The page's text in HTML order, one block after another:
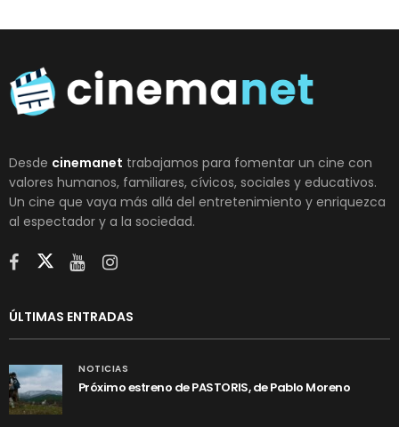
Desde cinemanet trabajamos para fomentar un cine con
valores humanos, familiares, cívicos, sociales y educativos.
Un cine que vaya más allá del entretenimiento y enriquezca
al espectador y a la sociedad.
ÚLTIMAS ENTRADAS
NOTICIAS
Próximo estreno de PASTORIS, de Pablo Moreno